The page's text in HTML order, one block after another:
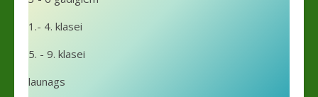
1.- 4. klasei
5. - 9. klasei
launags